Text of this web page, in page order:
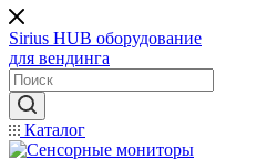
Sirius HUB оборудование
для вендинга
Каталог